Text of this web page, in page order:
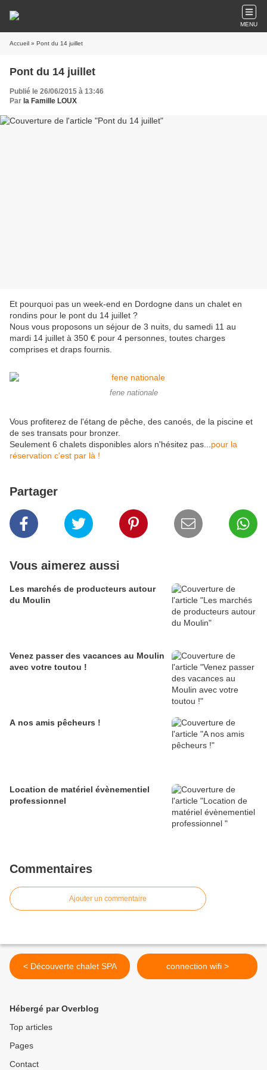
MENU
Accueil » Pont du 14 juillet
Pont du 14 juillet
Publié le 26/06/2015 à 13:46
Par la Famille LOUX
Et pourquoi pas un week-end en Dordogne dans un chalet en
rondins pour le pont du 14 juillet ?
Nous vous proposons un séjour de 3 nuits, du samedi 11 au
mardi 14 juillet à 350 € pour 4 personnes, toutes charges
comprises et draps fournis.
fene nationale
Vous profiterez de l'étang de pêche, des canoés, de la piscine et
de ses transats pour bronzer.
Seulement 6 chalets disponibles alors n'hésitez pas... pour la
réservation c'est par là !
Partager
Vous aimerez aussi
Les marchés de producteurs autour
du Moulin
Venez passer des vacances au Moulin
avec votre toutou !
A nos amis pêcheurs !
Location de matériel évènementiel
professionnel
Commentaires
Ajouter un commentaire
< Découverte chalet SPA connection wifi >
Hébergé par Overblog
Top articles
Pages
Contact